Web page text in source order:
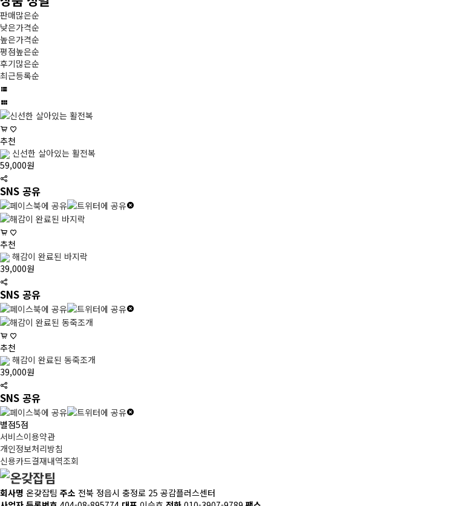
판매많은순
낮은가격순
높은가격순
평점높은순
후기많은순
최근등록순
추천
신선한 살아있는 활전복
59,000원
SNS 공유
추천
해감이 완료된 바지락
39,000원
SNS 공유
추천
해감이 완료된 동죽조개
39,000원
SNS 공유
별점5점
서비스이용약관
개인정보처리방침
신용카드결재내역조회
회사명 온갖잡팀 주소 전북 정읍시 충정로 25 공감플러스센터